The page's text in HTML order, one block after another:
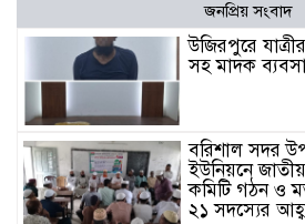
জনপ্রিয় সংবাদ
উজিরপুরে
সহ মাদক
বরিশাল সদর
ইউনিয়নে
কমিটি গঠন ও
২১ সদস্যের